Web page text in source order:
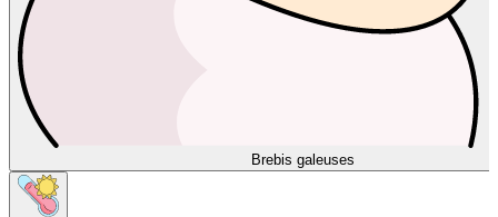
Brebis galeuses